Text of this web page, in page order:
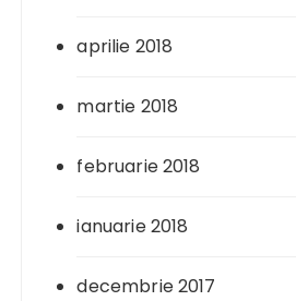
aprilie 2018
martie 2018
februarie 2018
ianuarie 2018
decembrie 2017